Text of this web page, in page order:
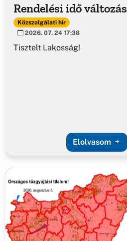
Rendelési idő változás
Közszolgálati hír
2026. 07. 24 17:38
Tisztelt Lakosság!
Elolvasom